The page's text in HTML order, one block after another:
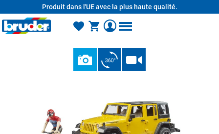
Produit dans l'UE avec la plus haute qualité.